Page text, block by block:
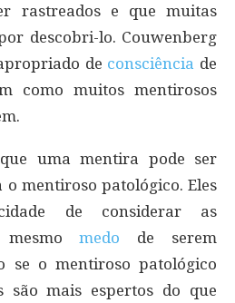
rastreados e que muitas
descobri-lo. Couwenberg
de consciência de
como muitos mentirosos
uma mentira pode ser
o mentiroso patológico. Eles
de considerar as
mesmomedo de serem
se o mentiroso patológico
são mais espertos do que